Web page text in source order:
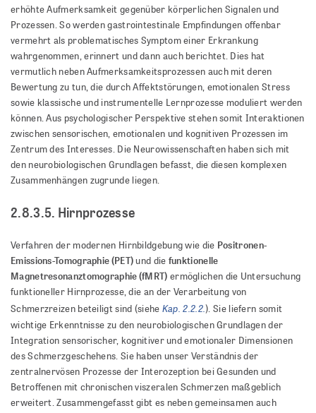
erhöhte Aufmerksamkeit gegenüber körperlichen Signalen und
Prozessen. So werden gastrointestinale Empfindungen offenbar
vermehrt als problematisches Symptom einer Erkrankung
wahrgenommen, erinnert und dann auch berichtet. Dies hat
vermutlich neben Aufmerksamkeitsprozessen auch mit deren
Bewertung zu tun, die durch Affektstörungen, emotionalen Stress
sowie klassische und instrumentelle Lernprozesse moduliert werden
können. Aus psychologischer Perspektive stehen somit Interaktionen
zwischen sensorischen, emotionalen und kognitiven Prozessen im
Zentrum des Interesses. Die Neurowissenschaften haben sich mit
den neurobiologischen Grundlagen befasst, die diesen komplexen
Zusammenhängen zugrunde liegen.
2.8.3.5. Hirnprozesse
Verfahren der modernen Hirnbildgebung wie die Positronen-
Emissions-Tomographie (PET)und die funktionelle
Magnetresonanztomographie (fMRT) ermöglichen die Untersuchung
funktioneller Hirnprozesse, die an der Verarbeitung von
Schmerzreizen beteiligt sind (siehe Kap. 2.2.2.). Sie liefern somit
wichtige Erkenntnisse zu den neurobiologischen Grundlagen der
Integration sensorischer, kognitiver und emotionaler Dimensionen
des Schmerzgeschehens. Sie haben unser Verständnis der
zentralnervösen Prozesse der Interozeption bei Gesunden und
Betroffenen mit chronischen viszeralen Schmerzen maßgeblich
erweitert. Zusammengefasst gibt es neben gemeinsamen auch